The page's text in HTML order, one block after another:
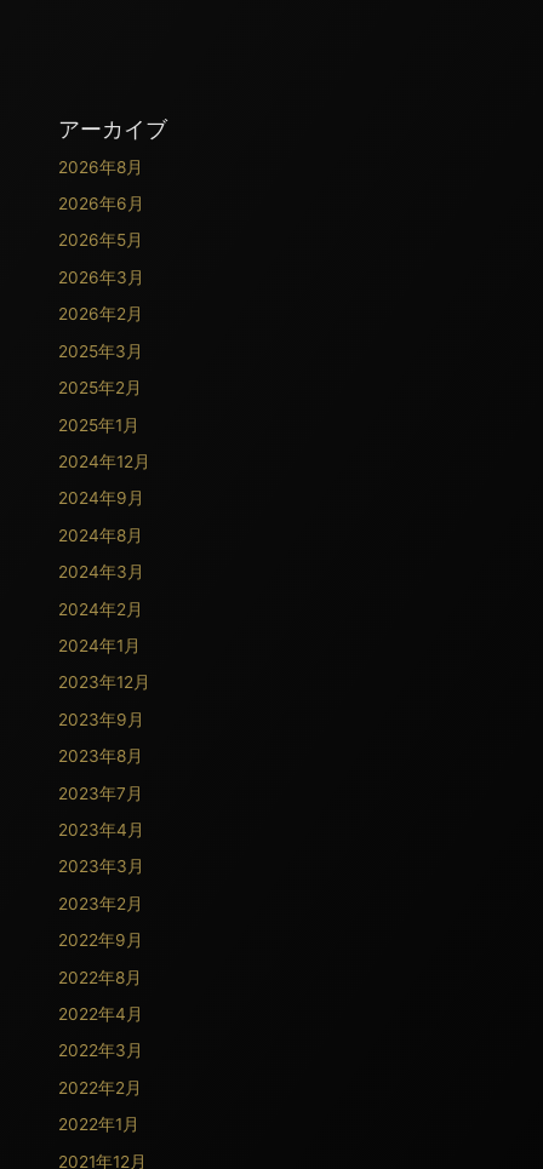
アーカイブ
2026年8月
2026年6月
2026年5月
2026年3月
2026年2月
2025年3月
2025年2月
2025年1月
2024年12月
2024年9月
2024年8月
2024年3月
2024年2月
2024年1月
2023年12月
2023年9月
2023年8月
2023年7月
2023年4月
2023年3月
2023年2月
2022年9月
2022年8月
2022年4月
2022年3月
2022年2月
2022年1月
2021年12月